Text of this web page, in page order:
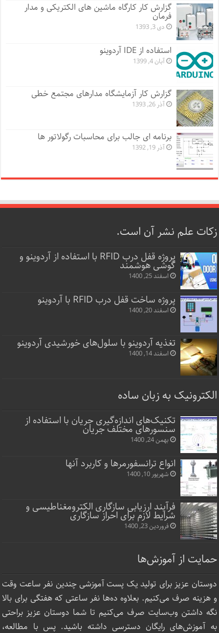
گزارش کار کارگاه ماشین های الکتریکی و مدار
فرمان
دی 3, 1393
استفاده از IDE آردوینو
آبان 4, 1399
گزارش کار آزمایشگاه مدارهای مجتمع خطی
آذر 26, 1393
برنامه ای جالب برای محاسبات رگولاتور ها
آذر 19, 1392
زکات علم نشر آن است.
پروژه قفل‌ درب RFID با استفاده از آردوینو و
گوشی هوشمند
اسفند 25, 1400
پروژه ساخت قفل‌ درب RFID با آردوینو
اسفند 20, 1400
تغذیه آردوینو با سلول‌های خورشیدی آردوینو
اسفند 14, 1400
الکترونیک به زبان ساده
تکنیک‌های اندازه‌گیری جریان با استفاده از
سنسورهای مختلف جریان
بهمن 24, 1400
انواع ترانسفورمرها و کاربرد آنها
شهریور 10, 1400
فرآیند ارزیابی سازگاری الکترومغناطیسی و
شرایط لازم برای احراز سازگاری
فروردین 23, 1400
حمایت از آموزش‌ها
دوستان عزیز برای تولید یک پست آموزشی چندین نفر ساعت‌ وقت
و هزینه صرف می‌کنیم. بعلاوه ده‌ها نفر ساعتی که هفتگی برای بالا
نگه داشتن وب‌سایت صرف ‌می‌کنیم تا شما دوستان عزیز براحتی
به آموزش‌های رایگان دسترسی داشته باشید. پس با مطالعه،